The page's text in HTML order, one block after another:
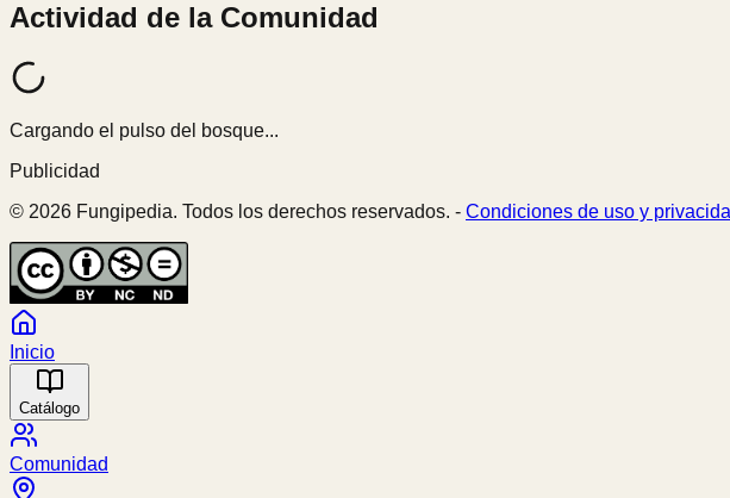
Actividad de la Comunidad
Cargando el pulso del bosque...
Publicidad
© 2026 Fungipedia. Todos los derechos reservados. - Condiciones de uso y
Inicio
Catálogo
Comunidad